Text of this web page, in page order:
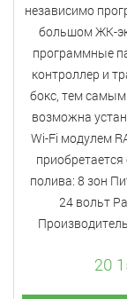
независимо
большом ЖК-
программные
контроллер и
бокс, тем самым
возможна
Wi-Fi модулем
полива: 8 зон
24 вольт
20